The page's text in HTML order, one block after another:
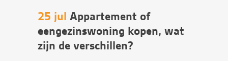
25 jul Appartement of
eengezinswoning kopen, wat
zijn de verschillen?